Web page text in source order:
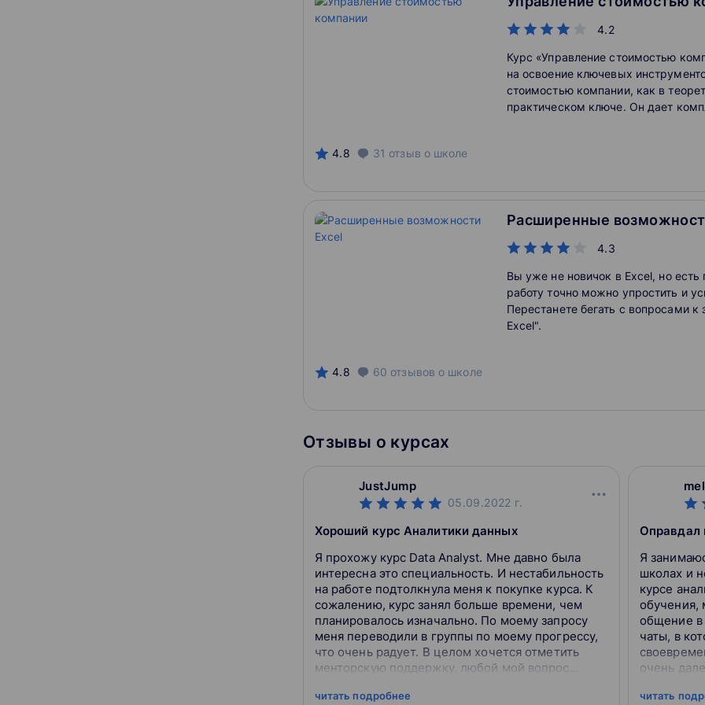
4.8 31 отзыв о школе
4.2
Курс «Управление стоимостью
на освоение ключевых
стоимостью компании, как в
практическом ключе. Он дает
4.8 60 отзывов о школе
Расширенные
4.3
Вы уже не новичок в Excel, но
работу точно можно упростить и
Перестанете бегать с вопросами
Excel".
Отзывы о курсах
JustJump
05.09.2022 г.
Хороший курс Аналитики данных
Я прохожу курс Data Analyst. Мне давно была
интересна это специальность. И нестабильность
на работе подтолкнула меня к покупке курса. К
сожалению, курс занял больше времени, чем
планировалось изначально. По моему запросу
меня переводили в группы по моему прогрессу,
что очень радует. В целом хочется отметить
менторскую поддержку, любой мой вопрос
объяснением. С...
читать подробнее
Оправдал
Я
школах и
курсе
обучения,
общение в
чаты, в
очень
читать